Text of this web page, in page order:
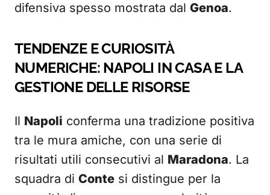
difensiva spesso mostrata dal Genoa.
TENDENZE E CURIOSITÀ
NUMERICHE: NAPOLI IN CASA E LA
GESTIONE DELLE RISORSE
Il Napoli conferma una tradizione positiva
tra le mura amiche, con una serie di
risultati utili consecutivi al Maradona. La
squadra di Conte si distingue per la